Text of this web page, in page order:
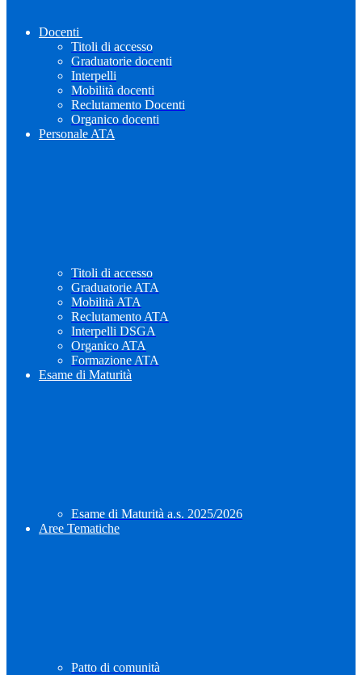
Docenti
Titoli di accesso
Graduatorie docenti
Interpelli
Mobilità docenti
Reclutamento Docenti
Organico docenti
Personale ATA
Titoli di accesso
Graduatorie ATA
Mobilità ATA
Reclutamento ATA
Interpelli DSGA
Organico ATA
Formazione ATA
Esame di Maturità
Esame di Maturità a.s. 2025/2026
Aree Tematiche
Patto di comunità